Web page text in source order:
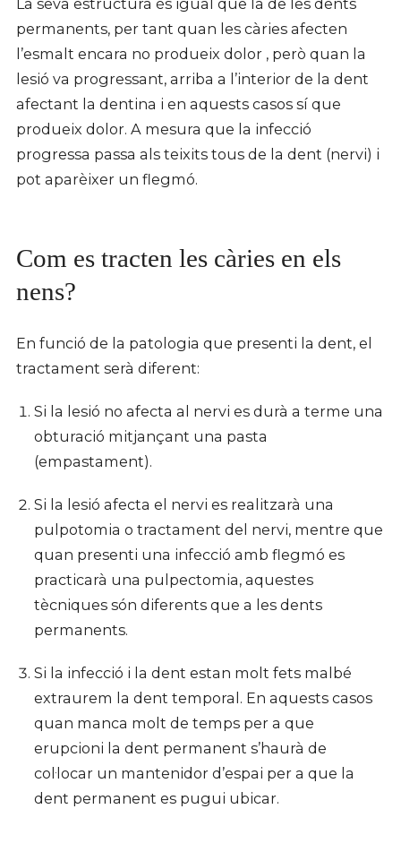
La seva estructura és igual que la de les dents
permanents, per tant quan les càries afecten
l’esmalt encara no produeix dolor , però quan la
lesió va progressant, arriba a l’interior de la dent
afectant la dentina i en aquests casos sí que
produeix dolor. A mesura que la infecció
progressa passa als teixits tous de la dent (nervi) i
pot aparèixer un flegmó.
Com es tracten les càries en els
nens?
En funció de la patologia que presenti la dent, el
tractament serà diferent:
Si la lesió no afecta al nervi es durà a terme una
obturació mitjançant una pasta
(empastament).
Si la lesió afecta el nervi es realitzarà una
pulpotomia o tractament del nervi, mentre que
quan presenti una infecció amb flegmó es
practicarà una pulpectomia, aquestes
tècniques són diferents que a les dents
permanents.
Si la infecció i la dent estan molt fets malbé
extraurem la dent temporal. En aquests casos
quan manca molt de temps per a que
erupcioni la dent permanent s’haurà de
col·locar un mantenidor d’espai per a que la
dent permanent es pugui ubicar.